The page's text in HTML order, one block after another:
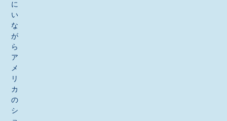
に
い
な
が
ら
ア
メ
リ
カ
の
シ